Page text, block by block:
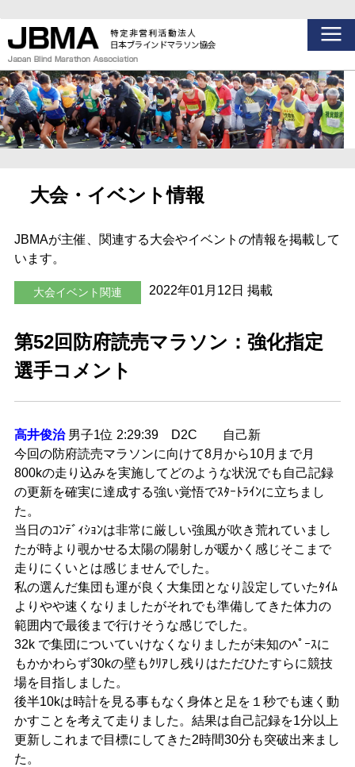
大会・イベント情報
JBMAが主催、関連する大会やイベントの情報を掲載して
います。
大会イベント関連 2022年01月12日 掲載
第52回防府読売マラソン：強化指定
選手コメント
高井俊治男子1位 2:29:39 D2C 自己新
今回の防府読売マラソンに向けて8月から10月まで月
800kの走り込みを実施してどのような状況でも自己記録
の更新を確実に達成する強い覚悟でｽﾀｰﾄﾗｲﾝに立ちまし
た。
当日のｺﾝﾃﾞｨｼｮﾝは非常に厳しい強風が吹き荒れていまし
たが時より覗かせる太陽の陽射しが暖かく感じそこまで
走りにくいとは感じませんでした。
私の選んだ集団も運が良く大集団となり設定していたﾀｲﾑ
よりやや速くなりましたがそれでも準備してきた体力の
範囲内で最後まで行けそうな感じでした。
32k で集団についていけなくなりましたが未知のﾍﾟｰｽに
もかかわらず30kの壁もｸﾘｱし残りはただひたすらに競技
場を目指しました。
後半10kは時計を見る事もなく身体と足を１秒でも速く動
かすことを考えて走りました。結果は自己記録を1分以上
更新しこれまで目標にしてきた2時間30分も突破出来まし
た。